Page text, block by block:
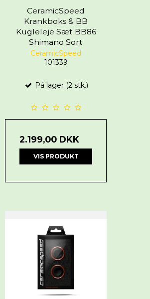
CeramicSpeed
Krankboks & BB
Kugleleje Sæt BB86
Shimano Sort
CeramicSpeed
101339
På lager (2 stk.)
2.199,00 DKK
VIS PRODUKT